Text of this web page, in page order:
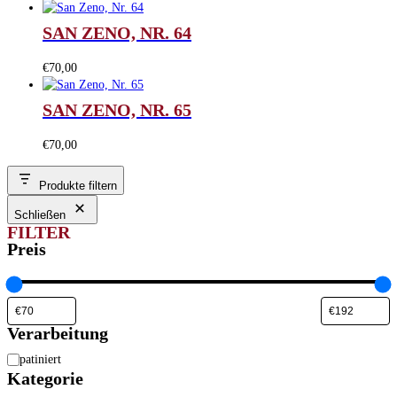
SAN ZENO, NR. 64
€70,00
SAN ZENO, NR. 65
€70,00
Produkte filtern
Schließen
FILTER
Preis
Verarbeitung
Verarbeitung
patiniert
Kategorie